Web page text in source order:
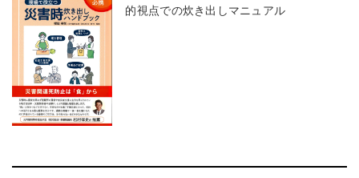
的視点での炊き出しマニュアル